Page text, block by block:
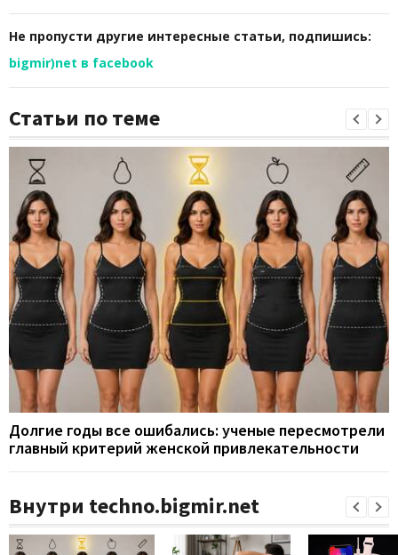
Не пропусти другие интересные статьи, подпишись:
bigmir)net в facebook
Статьи по теме
Долгие годы все ошибались: ученые пересмотрели
главный критерий женской привлекательности
Внутри techno.bigmir.net